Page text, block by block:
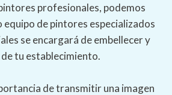
profesionales, podemos
de pintores especializados
se encargará de embellecer y
tu establecimiento.
de transmitir una imagen